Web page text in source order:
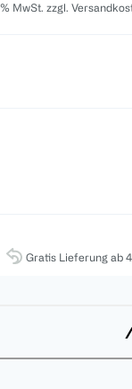
MwSt. zzgl.
Gratis Lieferung ab